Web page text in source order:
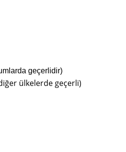
geçerlidir)
ülkelerde geçerli)